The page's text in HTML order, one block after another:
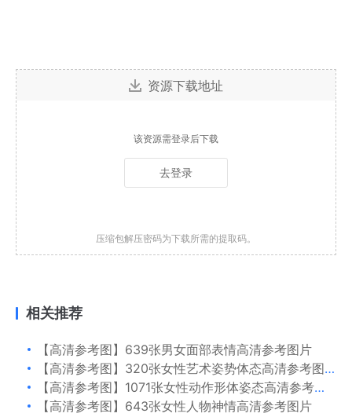
资源下载地址
该资源需登录后下载
去登录
压缩包解压密码为下载所需的提取码。
相关推荐
【高清参考图】639张男女面部表情高清参考图片
【高清参考图】320张女性艺术姿势体态高清参考图片
【高清参考图】1071张女性动作形体姿态高清参考图片
【高清参考图】643张女性人物神情高清参考图片